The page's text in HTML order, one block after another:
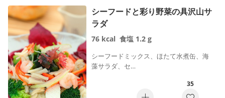
シーフードと彩り野菜の具沢山サ
ラダ
76 kcal 食塩 1.2 g
シーフードミックス、ほたて水煮缶、海
藻サラダ、セ…
35